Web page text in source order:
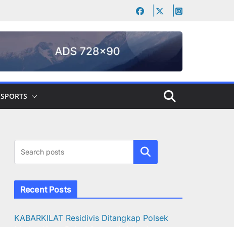
SPORTS
Cari
Recent Posts
KABARKILAT Residivis Ditangkap Polsek